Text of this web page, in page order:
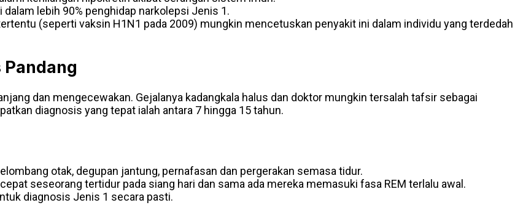
lebih 90% penghidap narkolepsi Jenis 1.
(seperti vaksin H1N1 pada 2009) mungkin mencetuskan penyakit ini dalam individu yang terdedah
dan mengecewakan. Gejalanya kadangkala halus dan doktor mungkin tersalah tafsir sebagai
diagnosis yang tepat ialah antara 7 hingga 15 tahun.
otak, degupan jantung, pernafasan dan pergerakan semasa tidur.
seseorang tertidur pada siang hari dan sama ada mereka memasuki fasa REM terlalu awal.
diagnosis Jenis 1 secara pasti.